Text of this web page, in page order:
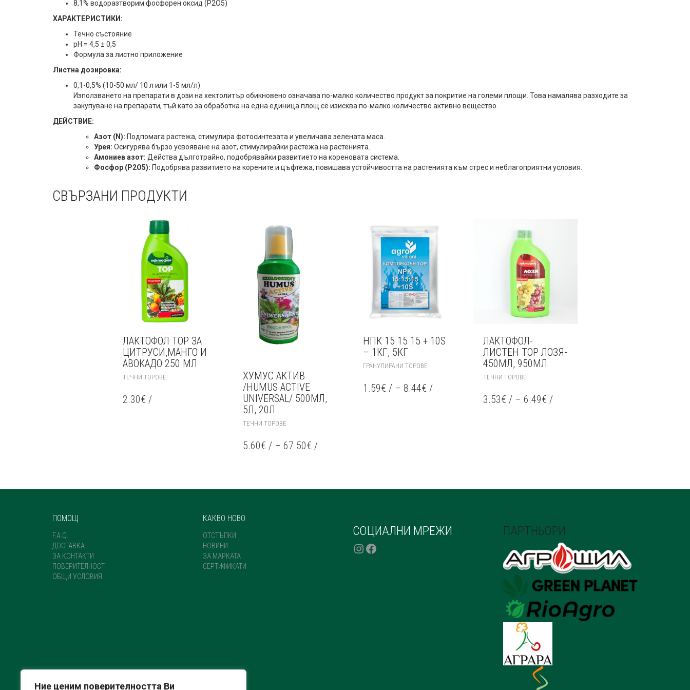
Ние ценим поверителността Ви
8,1% водоразтворим фосфорен оксид (P2O5)
ХАРАКТЕРИСТИКИ:
Течно състояние
pH = 4,5 ± 0,5
Формула за листно приложение
Листна дозировка:
0,1-0,5% (10-50 мл/ 10 л или 1-5 мл/л)
Използването на препарати в дози на хектолитър обикновено означава по-малко количество продукт за покритие на големи площи. Това намалява разходите за
закупуване на препарати, тъй като за обработка на една единица площ се изисква по-малко количество активно вещество.
ДЕЙСТВИЕ:
Азот (N): Подпомага растежа, стимулира фотосинтезата и увеличава зелената маса.
Урея: Осигурява бързо усвояване на азот, стимулирайки растежа на растенията.
Амониев азот: Действа дълготрайно, подобрявайки развитието на кореновата система.
Фосфор (P2O5): Подобрява развитието на корените и цъфтежа, повишава устойчивостта на растенията към стрес и неблагоприятни условия.
СВЪРЗАНИ ПРОДУКТИ
ЛАКТОФОЛ ТОР ЗА
ЦИТРУСИ,МАНГО И
АВОКАДО 250 МЛ
ТЕЧНИ ТОРОВЕ
2.30€ /
ХУМУС АКТИВ
/HUMUS ACTIVE
UNIVERSAL/ 500МЛ,
5Л, 20Л
ТЕЧНИ ТОРОВЕ
HAS
MULTIPLE
MAY
5.60€ / – 67.50€ /
НПК 15 15 15 + 10S
– 1КГ, 5КГ
ГРАНУЛИРАНИ ТОРОВЕ
HAS
MULTIPLE
1.59€ / – 8.44€ /
ЛАКТОФОЛ-
ЛИСТЕН ТОР ЛОЗЯ-
450МЛ, 950МЛ
ТЕЧНИ ТОРОВЕ
HAS
MULTIPLE
3.53€ / – 6.49€ /
ПОМОЩ
F.A.Q.
ДОСТАВКА
ЗА КОНТАКТИ
ПОВЕРИТЕЛНОСТ
ОБЩИ УСЛОВИЯ
КАКВО НОВО
ОТСТЪПКИ
НОВИНИ
ЗА МАРКАТА
СЕРТИФИКАТИ
СОЦИАЛНИ МРЕЖИ
INSTAGRAM
FACEBOOK
ПАРТНЬОРИ